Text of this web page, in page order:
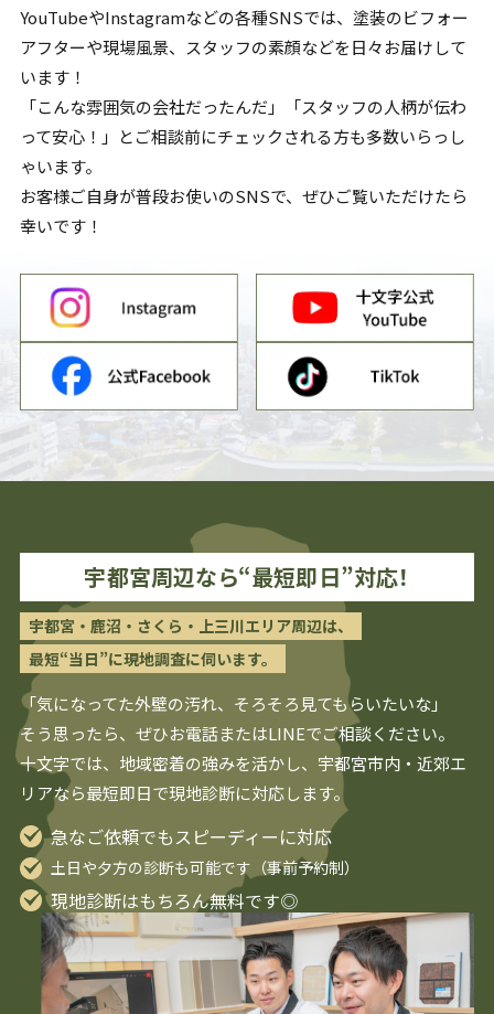
YouTubeやInstagramなどの各種SNSでは、塗装のビフォー
アフターや現場風景、スタッフの素顔などを日々お届けして
います！
「こんな雰囲気の会社だったんだ」「スタッフの人柄が伝わ
って安心！」とご相談前にチェックされる方も多数いらっし
ゃいます。
お客様ご自身が普段お使いのSNSで、ぜひご覧いただけたら
幸いです！
宇都宮周辺なら“最短即日”対応！
宇都宮・鹿沼・さくら・上三川エリア周辺は、
最短“当日”に現地調査に伺います。
「気になってた外壁の汚れ、そろそろ見てもらいたいな」
そう思ったら、ぜひお電話またはLINEでご相談ください。
十文字では、地域密着の強みを活かし、 宇都宮市内・近郊エ
リアなら最短即日で現地診断に対応します。
急なご依頼でもスピーディーに対応
土日や夕方の診断も可能です（事前予約制）
現地診断はもちろん無料です◎